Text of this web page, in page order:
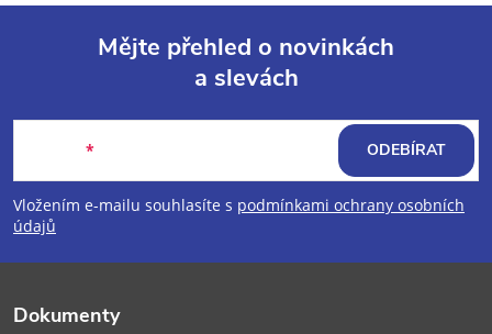
p
a
Mějte přehled o novinkách
a slevách
Vložením e-mailu souhlasíte s podmínkami ochrany osobních
údajů
ODEBÍRAT
Dokumenty